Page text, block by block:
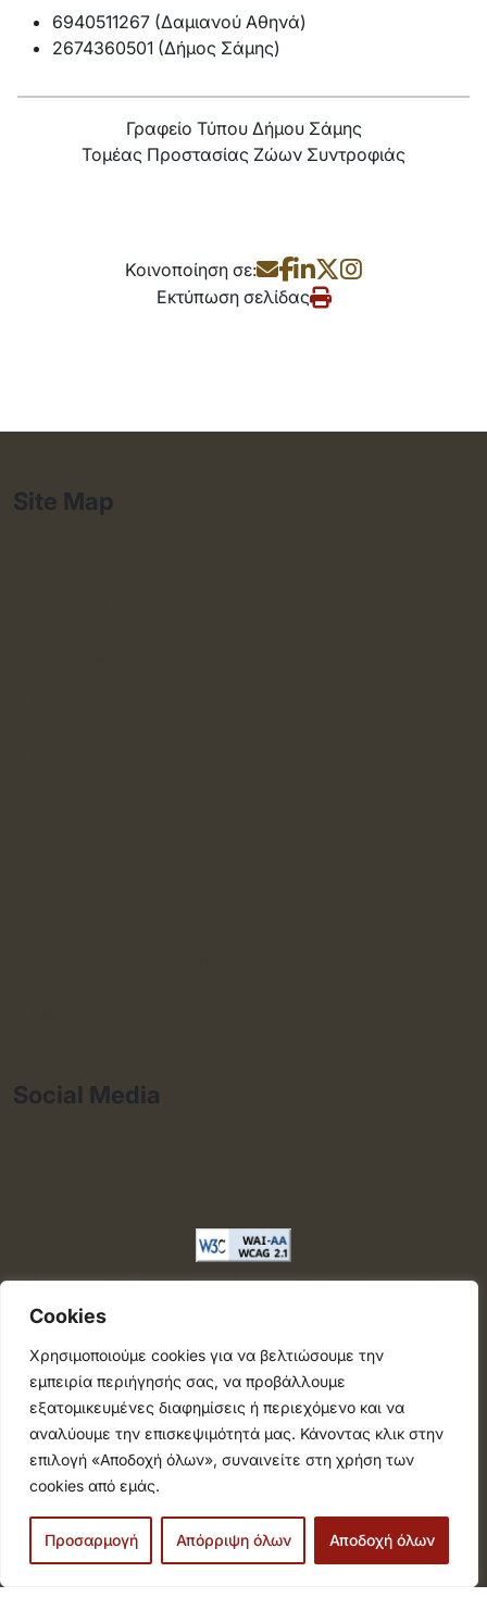
Cookies
Χρησιμοποιούμε cookies για να βελτιώσουμε την
εμπειρία περιήγησής σας, να προβάλλουμε
εξατομικευμένες διαφημίσεις ή περιεχόμενο και να
αναλύουμε την επισκεψιμότητά μας. Κάνοντας κλικ στην
επιλογή «Αποδοχή όλων», συναινείτε στη χρήση των
cookies από εμάς.
Προσαρμογή Απόρριψη όλων Αποδοχή όλων
6940511267 (Δαμιανού Αθηνά)
2674360501 (Δήμος Σάμης)
Γραφείο Τύπου Δήμου Σάμης
Τομέας Προστασίας Ζώων Συντροφιάς
Κοινοποίηση σε:
Εκτύπωση σελίδας
Site Map
Social Media
Αυτόματος έλεγχος προσβασιμότητας δικτυακού τόπου
Περιφερειακή Ένωση Δήμων Ιονίων Νήσων |ΕΕΤΑΑ |
ΚΕΔΕ |Υπουργείο Εσωτερικών
© 2026
Όροι Χρήσης & Πολιτική Απορρήτου